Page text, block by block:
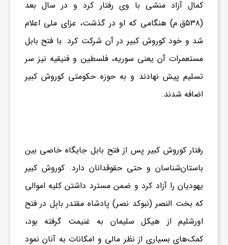
کمال آزاد منشی با وی رفتار کرد و در سال بعد
(۵۳۸ق.م) هنگامی که او در گذشت، عزای ملی اعلام
شد و خود کوروش کبیر در آن شرکت کرد. با فتح بابل
مستعمرات آن یعنی سوریه، فلسطین و فنیقیه نیز سر
تسلیم پیش نهادند و به حوزه حکومتی کوروش کبیر
اضافه شدند.
رفتار کوروش کبیر پس از فتح بابل جایگاه خاصی بین
باستان‌شناسان و حتی حقوقدانان دارد. کوروش کبیر
یهودیان را آزاد کرد و ضمن مسترد داشتن کلیه اموالی
که بخت النصر (نبوکد نصر) پادشاه مقتدر بابِل در فتح
اورشلیم از هیکل سلیمان به غنیمت گرفته بود،
کمک‌های بسیاری از نظر مالی و امکانات به آنان نمود